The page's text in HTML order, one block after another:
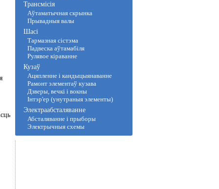
Трансмісія
Аўтаматычная скрынка
Прывадныя валы
Шасі
Тармазная сістэма
Падвеска аўтамабіля
Рулявое кіраванне
Кузаў
Ацяпленне і кандыцыянаванне
Рамонт элементаў кузава
Дзверы, вечкі і вокны
Інтэр'ер (унутраныя элементы)
Электраабсталяванне
Абсталяванне і прыборы
Электрычныя схемы